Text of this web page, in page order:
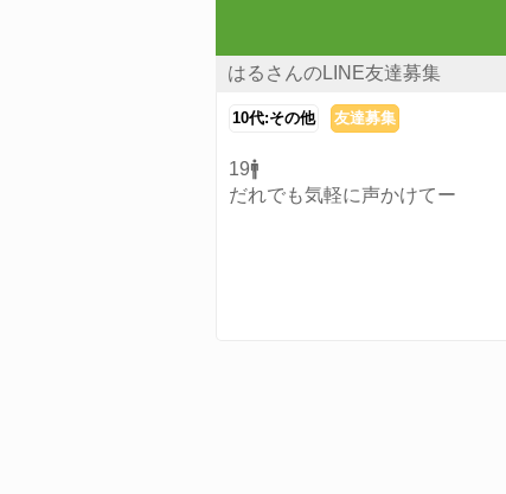
はるさんのLINE友達募集
10代:その他 友達募集
19🚹
だれでも気軽に声かけてー